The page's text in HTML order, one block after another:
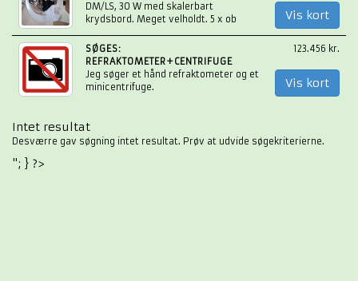
DM/LS, 30 W med skalerbart
krydsbord. Meget velholdt. 5 x ob
Vis kort
SØGES:
REFRAKTOMETER+CENTRIFUGE
Jeg søger et hånd refraktometer og et
minicentrifuge.
123.456 kr.
Vis kort
Intet resultat
Desværre gav søgning intet resultat. Prøv at udvide søgekriterierne.
"; } ?>